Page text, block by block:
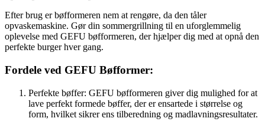
Efter brug er bøfformeren nem at rengøre, da den tåler
opvaskemaskine. Gør din sommergrillning til en uforglemmelig
oplevelse med GEFU bøfformeren, der hjælper dig med at opnå den
perfekte burger hver gang.
Fordele ved GEFU Bøfformer:
Perfekte bøffer: GEFU bøfformeren giver dig mulighed for at
lave perfekt formede bøffer, der er ensartede i størrelse og
form, hvilket sikrer ens tilberedning og madlavningsresultater.